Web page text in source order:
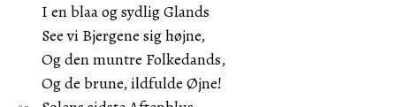
I en blaa og sydlig Glands
See vi Bjergene sig højne,
Og den muntre Folkedands,
Og de brune, ildfulde Øjne!